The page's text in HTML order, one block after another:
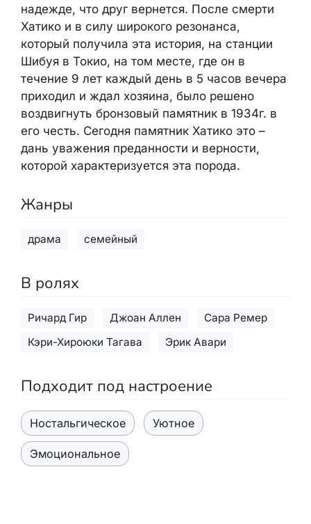
надежде, что друг вернется. После смерти
Хатико и в силу широкого резонанса,
который получила эта история, на станции
Шибуя в Токио, на том месте, где он в
течение 9 лет каждый день в 5 часов вечера
приходил и ждал хозяина, было решено
воздвигнуть бронзовый памятник в 1934г. в
его честь. Сегодня памятник Хатико это –
дань уважения преданности и верности,
которой характеризуется эта порода.
Жанры
драма семейный
В ролях
Ричард Гир Джоан Аллен
Сара Ремер
Кэри-Хироюки Тагава
Эрик Авари
Подходит под настроение
Ностальгическое Уютное
Эмоциональное